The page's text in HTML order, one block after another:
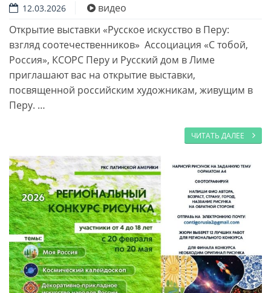
12.03.2026
видео
Открытие выставки «Русское искусство в Перу:
взгляд соотечественников» Ассоциация «С тобой,
Россия», КСОРС Перу и Русский дом в Лиме
приглашают вас на открытие выставки,
посвященной российским художникам, живущим в
Перу. …
ЧИТАТЬ ДАЛЕЕ